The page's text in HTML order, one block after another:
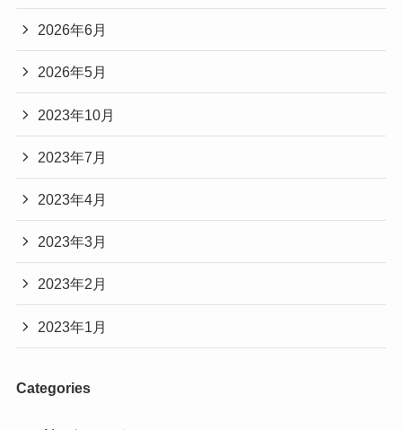
2026年6月
2026年5月
2023年10月
2023年7月
2023年4月
2023年3月
2023年2月
2023年1月
Categories